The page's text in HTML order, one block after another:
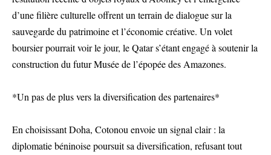
d’une filière culturelle offrent un terrain de dialogue sur la
sauvegarde du patrimoine et l’économie créative. Un volet
boursier pourrait voir le jour, le Qatar s’étant engagé à soutenir la
construction du futur Musée de l’épopée des Amazones.
*Un pas de plus vers la diversification des partenaires*
En choisissant Doha, Cotonou envoie un signal clair : la
diplomatie béninoise poursuit sa diversification, refusant tout